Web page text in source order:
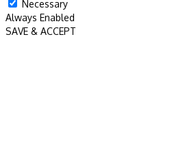
Necessary
Always Enabled
SAVE & ACCEPT